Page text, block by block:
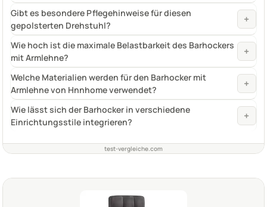
Gibt es besondere Pflegehinweise für diesen
gepolsterten Drehstuhl?
+
Wie hoch ist die maximale Belastbarkeit des Barhockers
mit Armlehne?
+
Welche Materialien werden für den Barhocker mit
Armlehne von Hnnhome verwendet?
+
Wie lässt sich der Barhocker in verschiedene
Einrichtungsstile integrieren?
+
test-vergleiche.com